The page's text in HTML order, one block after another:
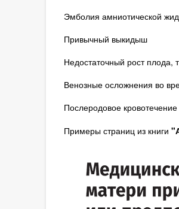
Эмболия амниотической
Привычный выкидыш
Недостаточный рост
Венозные осложнения во
Послеродовое кровотечение
Примеры страниц из книги